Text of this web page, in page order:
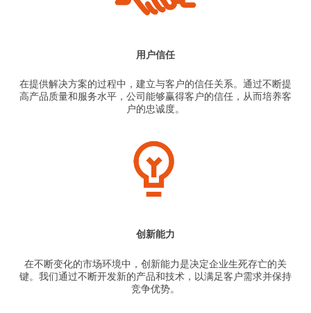
用户信任
在提供解决方案的过程中，建立与客户的信任关系。通过不断提
高产品质量和服务水平，公司能够赢得客户的信任，从而培养客
户的忠诚度。
创新能力
在不断变化的市场环境中，创新能力是决定企业生死存亡的关
键。我们通过不断开发新的产品和技术，以满足客户需求并保持
竞争优势。